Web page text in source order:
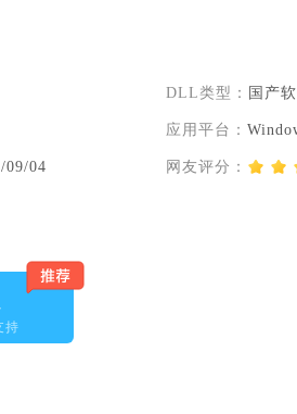
09/04
DLL类型： 国产
应用平台：
网友评分：
持